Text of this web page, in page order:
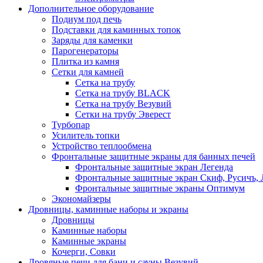
Дополнительное оборудование
Подиум под печь
Подставки для каминных топок
Заряды для каменки
Парогенераторы
Плитка из камня
Сетки для камней
Сетка на трубу
Сетка на трубу BLACK
Сетка на трубу Везувий
Сетки на трубу Эверест
Турбопар
Усилитель топки
Устройство теплообмена
Фронтальные защитные экраны для банных печей
Фронтальные защитные экран Легенда
Фронтальные защитные экран Скиф, Русичъ,
Фронтальные защитные экраны Оптимум
Экономайзеры
Дровницы, каминные наборы и экраны
Дровницы
Каминные наборы
Каминные экраны
Кочерги, Совки